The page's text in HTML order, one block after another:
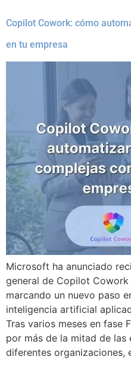
Copilot Cowork: cómo
en tu empresa
Microsoft ha anunciado
general de Copilot
marcando un nuevo paso
inteligencia artificial
Tras varios meses en fase
por más de la mitad de las
diferentes organizaciones,